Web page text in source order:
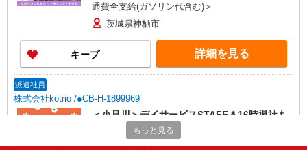
通費全支給(ガソリン代含む)＞
茨城県神栖市
キープ 詳細を見る
派遣社員
株式会社kotrio /●CB-H-1899969
＜小見川＞デイサービスSTAFF＊16時退社も
OK！子育て世代活躍中
時給1500円〜2250円 ＜日払い有/週払い有/交
もっと見る